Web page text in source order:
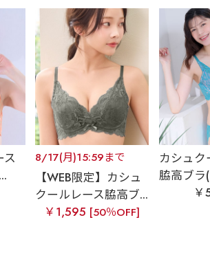
ス
8/17(月)15:59まで
【WEB限定】カシュ
クールレース脇高ブ...
￥1,595 [50％OFF]
カシュク
脇高ブラ